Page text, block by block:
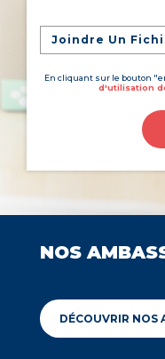
Joindre Un
En cliquant sur le bouton
d'utilisation
NOS
DÉCOUVRIR NOS